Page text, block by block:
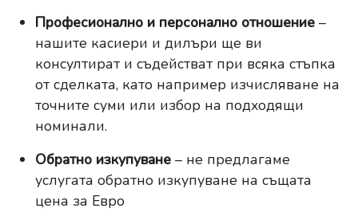
Професионално и персонално отношение –
нашите касиери и дилъри ще ви
консултират и съдействат при всяка стъпка
от сделката, като например изчисляване на
точните суми или избор на подходящи
номинали.
Обратно изкупуване – не предлагаме
услугата обратно изкупуване на същата
цена за Евро